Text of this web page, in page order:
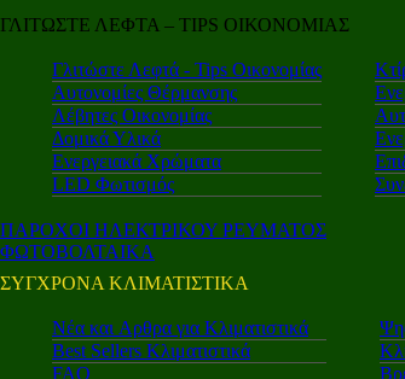
ΓΛΙΤΩΣΤΕ ΛΕΦΤΑ – TIPS ΟΙΚΟΝΟΜΙΑΣ
Γλιτώστε Λεφτά - Tips Οικονομίας
Αυτονομίες Θέρμανσης
Λέβητες Οικονομίας
Δομικά Υλικά
Ενεργειακά Χρώματα
LED Φωτισμός
ΠΑΡΟΧΟΙ ΗΛΕΚΤΡΙΚΟΥ ΡΕΥΜΑΤΟΣ
ΦΩΤΟΒΟΛΤΑΙΚΑ
ΣΥΓΧΡΟΝΑ ΚΛΙΜΑΤΙΣΤΙΚΑ
Νέα και Aρθρα για Κλιματιστικά
Best Sellers Κλιματιστικά
FAQ